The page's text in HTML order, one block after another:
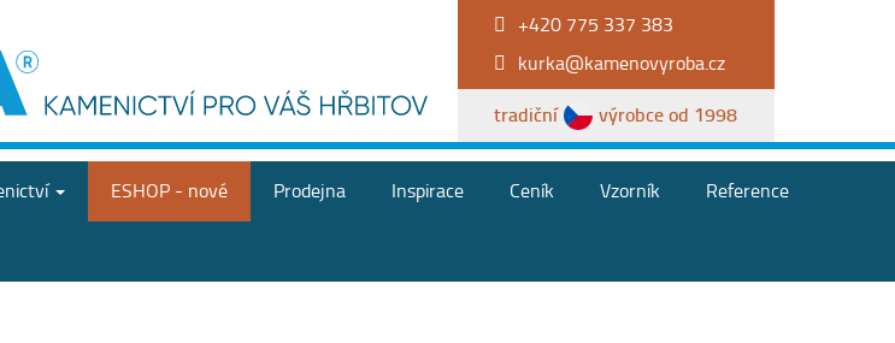
+420 775 337 383
kurka@kamenovyroba.cz
tradiční
výrobce od 1998
ESHOP - nové Prodejna Inspirace Ceník Vzorník
Reference